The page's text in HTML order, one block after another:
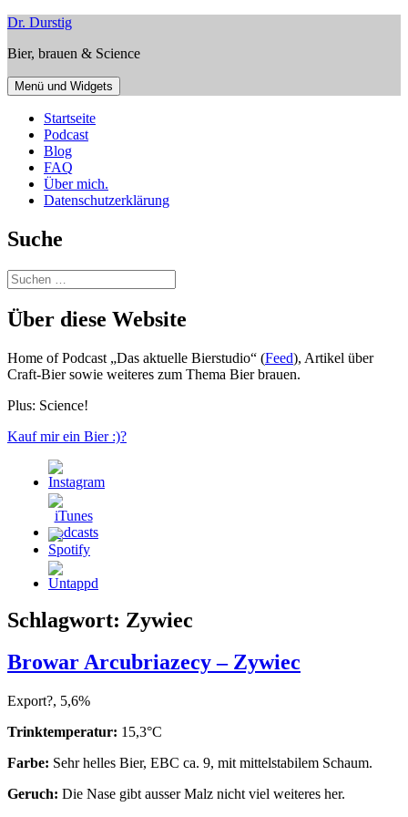
Zum
springen
Dr. Durstig
Bier, brauen & Science
Menü und Widgets
Startseite
Podcast
Blog
FAQ
Über mich.
Datenschutzerklärung
Suche
Suchen
nach:
Über diese Website
Home of Podcast „Das aktuelle Bierstudio“ (Feed), Artikel über
Craft-Bier sowie weiteres zum Thema Bier brauen.
Plus: Science!
Kauf mir ein Bier :)?
Schlagwort: Zywiec
Browar Arcubriazecy – Zywiec
Export?, 5,6%
Trinktemperatur: 15,3°C
Farbe: Sehr helles Bier, EBC ca. 9, mit mittelstabilem Schaum.
Geruch: Die Nase gibt ausser Malz nicht viel weiteres her.